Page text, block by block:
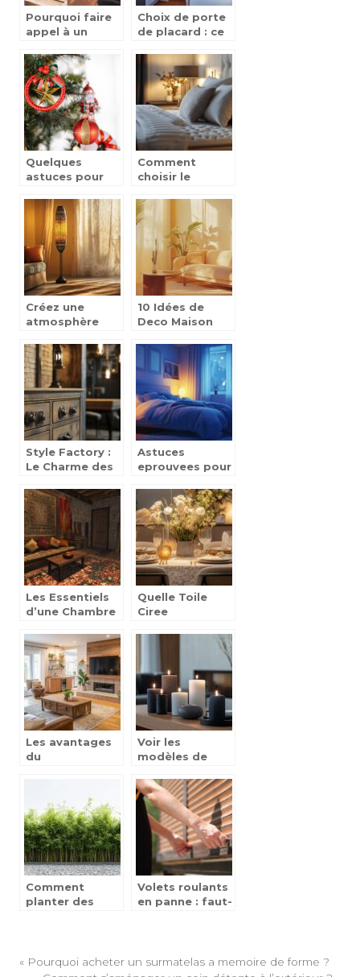
Pourquoi faire
appel à un
d’intérieur ?
Choix de porte
de placard : ce
Quelques
astuces pour
Comment
choisir le
idéal pour
améliorer votre
confort de
sommeil
Créez une
atmosphère
Lampadaire
Ethnique
Design CHLOE
10 Idées de
Deco Maison
Tableaux
Vintage pour un
Intérieur Unique
Style Factory :
Le Charme des
Industrielles
pour Sublimer
Votre Mobilier
sur Mesure
Astuces
eprouvees pour
bon sommeil et
ameliorer votre
quotidien
Les Essentiels
d’une Chambre
Tradition et
Modernite
Quelle Toile
Ciree
intemperies ?
Les avantages
du
maison
Voir les
modèles de
tendance pour
sublimer votre
intérieur
Comment
planter des
élégante qui
protège votre
Volets roulants
en panne : faut-
à Versailles ?
« Pourquoi acheter un surmatelas a memoire de forme ?